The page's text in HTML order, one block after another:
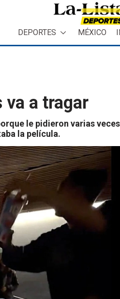
DEPORTES MÉXICO
va a tragar
le pidieron varias
la película.